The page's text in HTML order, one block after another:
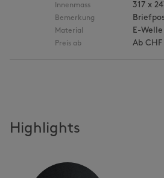
Innenmass 317 x
Bemerkung
Material E-Welle
Preis ab Ab CHF
Highlights